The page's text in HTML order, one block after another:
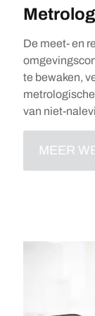
De meet- en
te bewaken,
van niet-
MEER